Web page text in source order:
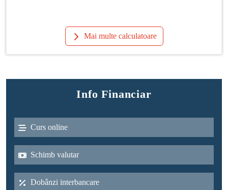
Mai multe calculatoare
Info Financiar
Curs online
Schimb valutar
Dobânzi interbancare